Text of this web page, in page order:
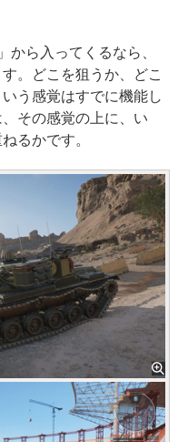
ら入ってくるなら、
。どこを狙うか、どこ
う感覚はすでに機能し
その感覚の上に、い
るかです。